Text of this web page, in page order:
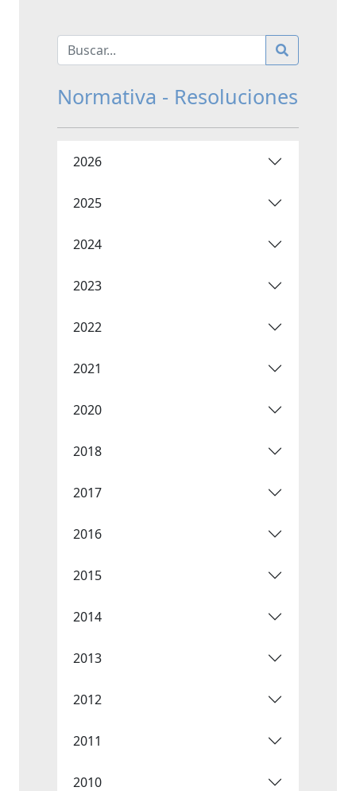
Normativa - Resoluciones
2026
2025
2024
2023
2022
2021
2020
2018
2017
2016
2015
2014
2013
2012
2011
2010